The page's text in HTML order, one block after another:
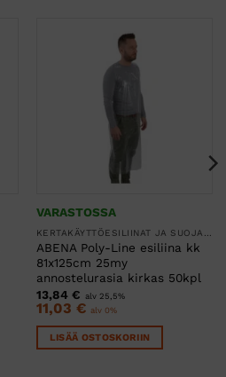
VARASTOSSA
ABENA Poly-Line esiliina kk
81x125cm 25my
annostelurasia kirkas 50kpl
13,84 € alv 25,5%
11,03 € alv 0%
LISÄÄ OSTOSKORIIN